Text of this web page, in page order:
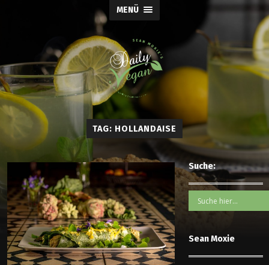
MENÜ
TAG: HOLLANDAISE
Suche:
Sean Moxie